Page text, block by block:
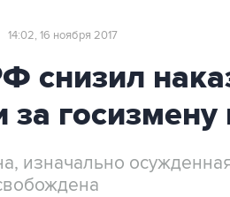
14:02, 16 ноября 2017
снизил
за
изначально